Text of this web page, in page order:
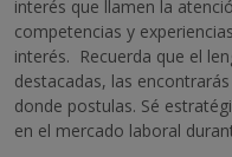
interés que llamen la
competencias y
interés. Recuerda que el
destacadas, las
donde postulas. Sé
en el mercado laboral